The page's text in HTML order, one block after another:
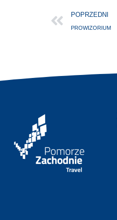
POPRZEDNI
PROWIZORIUM